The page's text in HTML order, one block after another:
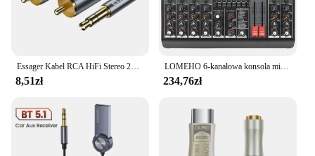
Essager Kabel RCA HiFi Stereo 2RCA do 3,5 mm Kabel audio AUX RCA Jack 3,5 Y Rozdzielacz do wzmacniaczy Audio Kabel do kina domowego RCA
8,51zł
LOMEHO 6-kanałowa konsola mikserska 99 efektów cyfrowych Bluetooth USB PC Dźwiękowy mikser audio z 48 V do karaoke Kościół AM-GT6
234,76zł